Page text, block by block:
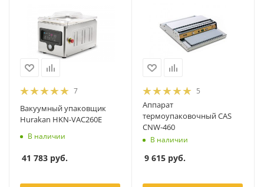
7
Вакуумный упаковщик
Hurakan HKN-VAC260E
В наличии
41 783 руб.
5
Аппарат
термоупаковочный CAS
CNW-460
В наличии
9 615 руб.